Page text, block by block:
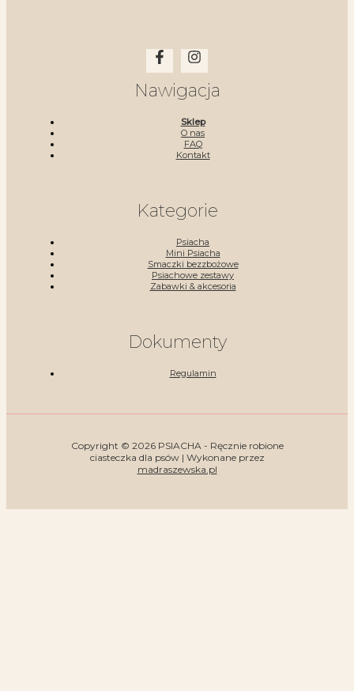
Nawigacja
Sklep
O nas
FAQ
Kontakt
Kategorie
Psiacha
Mini Psiacha
Smaczki bezzbożowe
Psiachowe zestawy
Zabawki & akcesoria
Dokumenty
Regulamin
Copyright © 2026 PSIACHA - Ręcznie robione
ciasteczka dla psów | Wykonane przez
madraszewska.pl